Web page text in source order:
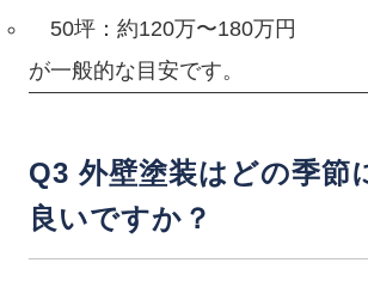
50坪：約120万〜180万円
が一般的な目安です。
Q3 外壁塗装はどの季節
良いですか？